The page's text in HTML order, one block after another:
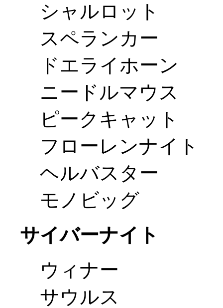
シャルロット
スペランカー
ドエライホーン
ニードルマウス
ピークキャット
フローレンナイト
ヘルバスター
モノビッグ
サイバーナイト
ウィナー
サウルス